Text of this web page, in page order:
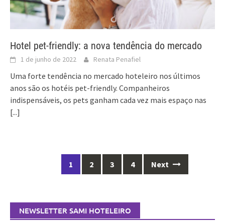
Hotel pet-friendly: a nova tendência do mercado
1 de junho de 2022 Renata Penafiel
Uma forte tendência no mercado hoteleiro nos últimos
anos são os hotéis pet-friendly. Companheiros
indispensáveis, os pets ganham cada vez mais espaço nas
[...]
1 2 3 4 Next
NEWSLETTER SAMI HOTELEIRO